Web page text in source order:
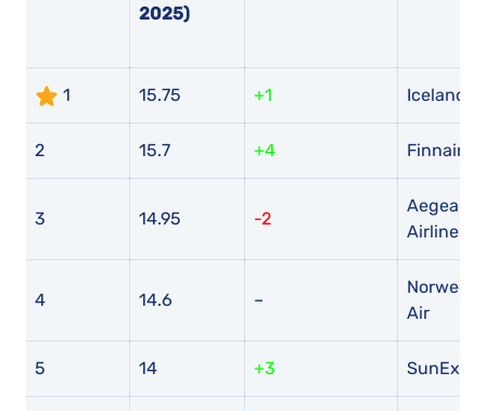
2025)
1 15.75 +1 Icelandair
2 15.7 +4 Finnair
3 14.95 -2
Aegean
Airlines
4 14.6 –
Air
5 14 +3